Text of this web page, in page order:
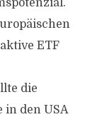
ETF
die
den USA